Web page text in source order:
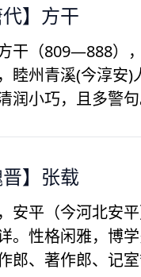
，再没有其他嗜好，
的生计状况。
代】方干
（809—888），
睦州青溪(今淳安)
润小巧，且多警
年(888年)，方干客
并搜集他的遗诗
诗集》传世。《
6卷348篇。宋景
晋】张载
安平（今河北安
。性格闲雅，博
郎、著作郎、记